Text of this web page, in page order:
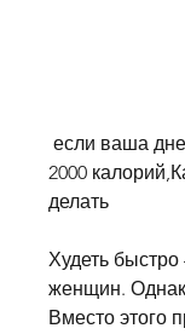
2000
делать
Худеть
женщин.
Вместо этого